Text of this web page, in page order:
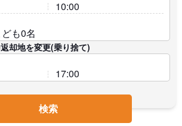
返却地を変更(乗り捨て)
検索